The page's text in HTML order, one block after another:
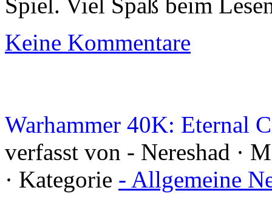
Keine Kommentare
Warhammer 40K: Eternal
verfasst von - Nereshad ·
· Kategorie - Allgemeine